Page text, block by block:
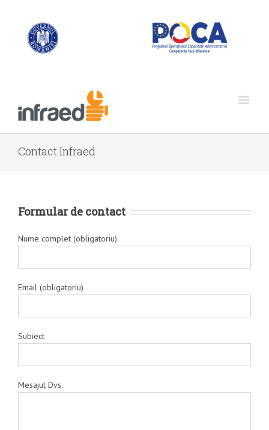
Contact Infraed
Formular de contact
Nume complet (obligatoriu)
Email (obligatoriu)
Subiect
Mesajul Dvs.